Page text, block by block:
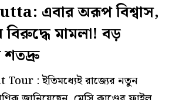
এবার অরূপ বিশ্বাস,
মামলা! বড়
শতদ্রু
: ইতিমধ্যেই রাজ্যের নতুন